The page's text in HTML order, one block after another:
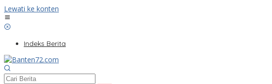
Lewati ke konten
Indeks Berita